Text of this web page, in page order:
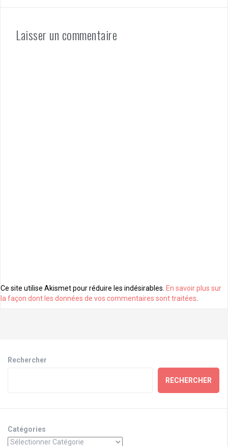
Laisser un commentaire
Ce site utilise Akismet pour réduire les indésirables. En savoir plus sur
la façon dont les données de vos commentaires sont traitées.
Rechercher
RECHERCHER
Catégories